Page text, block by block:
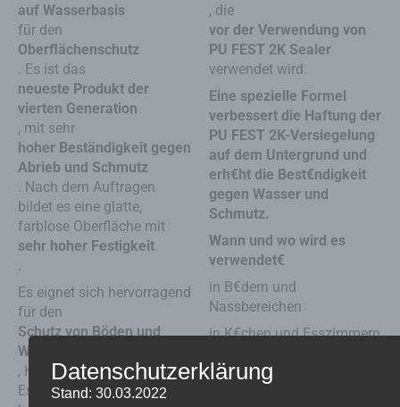
auf Wasserbasis
für den
Oberflächenschutz
. Es ist das
neueste Produkt der
vierten Generation
, mit sehr
hoher Beständigkeit gegen
Abrieb und Schmutz
. Nach dem Auftragen
bildet es eine glatte,
farblose Oberfläche mit
sehr hoher Festigkeit
Es eignet sich hervorragend
für den
Schutz von Böden und
Wänden aus Mikrozement
, Harz und Mineralböden.
Es vergilbt nicht und ist UV-
, die
vor der Verwendung von
PU FEST 2K Sealer
verwendet wird.
Eine spezielle Formel
verbessert die Haftung der
PU FEST 2K-Versiegelung
auf dem Untergrund und
erh€ht die Best€ndigkeit
gegen Wasser und
Schmutz.
Wann und wo wird es
verwendet€
in B€dern und
Nassbereichen
in K€chen und Esszimmern
in Restaurants, Kneipen,
Caf€s
Datenschutzerklärung
Stand: 30.03.2022